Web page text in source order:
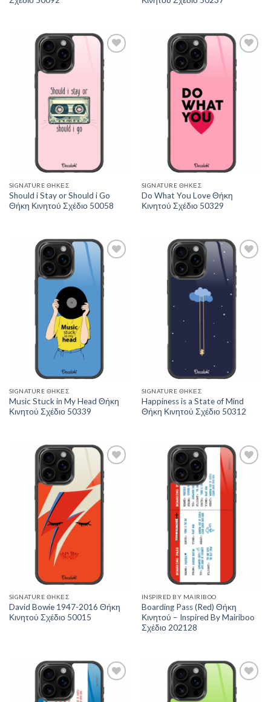
Add to
Wishlist
SIGNATURE ΘΉΚΕΣ
Should i Stay or Should i Go
Θήκη Κινητού Σχέδιο 50058
Add to
Wishlist
SIGNATURE ΘΉΚΕΣ
Do What You Love Θήκη
Κινητού Σχέδιο 50329
Add to
Wishlist
SIGNATURE ΘΉΚΕΣ
Music Stuck in My Head Θήκη
Κινητού Σχέδιο 50339
Add to
Wishlist
SIGNATURE ΘΉΚΕΣ
Happiness is a State of Mind
Θήκη Κινητού Σχέδιο 50312
Add to
Wishlist
SIGNATURE ΘΉΚΕΣ
David Bowie 1947-2016 Θήκη
Κινητού Σχέδιο 50015
Add to
Wishlist
INSPIRED BY MAIRIBOO
Boarding Pass (Red) Θήκη
Κινητού – Inspired By Mairiboo
Σχέδιο 202128
Add to
Wishlist
Add to
Wishlist